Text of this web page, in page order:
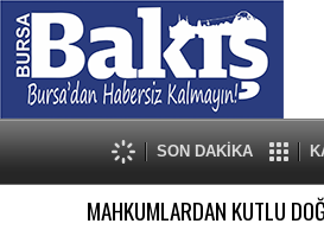
SON DAKİKA
MAHKUMLARDAN KUTLU